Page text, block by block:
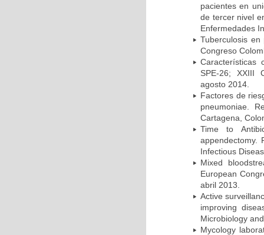
pacientes en
de tercer nivel
Enfermedades
Tuberculosis
Congreso
Características
SPE-26; XXIII
agosto 2014.
Factores de
pneumoniae.
Cartagena,
Time to
appendectomy.
Infectious
Mixed
European
abril 2013.
Active
improving
Microbiology
Mycology